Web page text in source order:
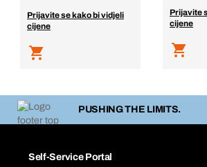
Prijavite se kako bi vidjeli
cijene
Prijavite
cijene
PUSHING THE LIMITS.
Self-Service Portal